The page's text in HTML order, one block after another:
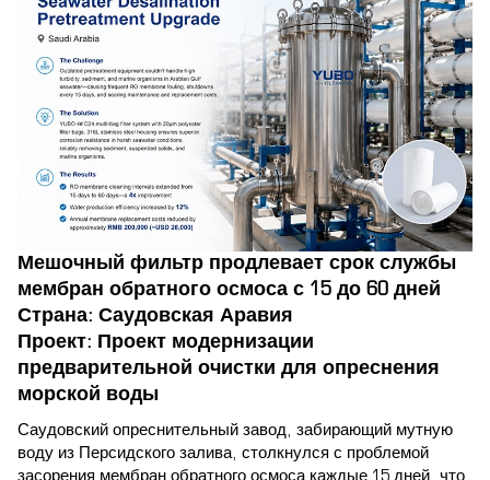
Мешочный фильтр продлевает срок службы
мембран обратного осмоса с 15 до 60 дней
Страна: Саудовская Аравия
Проект: Проект модернизации
предварительной очистки для опреснения
морской воды
Саудовский опреснительный завод, забирающий мутную
воду из Персидского залива, столкнулся с проблемой